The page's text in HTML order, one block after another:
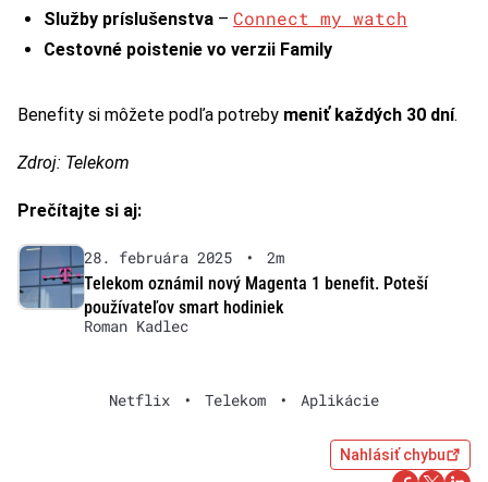
Služby príslušenstva – Connect my watch
Cestovné poistenie vo verzii Family
Benefity si môžete podľa potreby meniť každých 30 dní.
Zdroj: Telekom
Prečítajte si aj:
28. februára 2025 •
2m
Telekom oznámil nový Magenta 1 benefit. Poteší
používateľov smart hodiniek
Roman Kadlec
Netflix • Telekom • Aplikácie
Nahlásiť chybu